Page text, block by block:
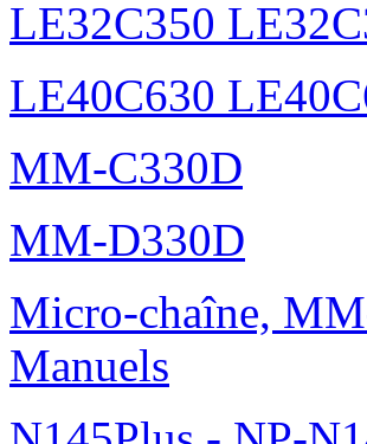
LE32C350
LE40C630
MM-C330D
MM-D330D
Micro-chaîne,
Manuels